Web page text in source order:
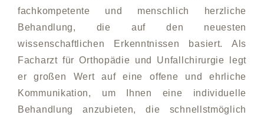
fachkompetente und menschlich herzliche
Behandlung, die auf den neuesten
wissenschaftlichen Erkenntnissen basiert. Als
Facharzt für Orthopädie und Unfallchirurgie legt
er großen Wert auf eine offene und ehrliche
Kommunikation, um Ihnen eine individuelle
Behandlung anzubieten, die schnellstmöglich